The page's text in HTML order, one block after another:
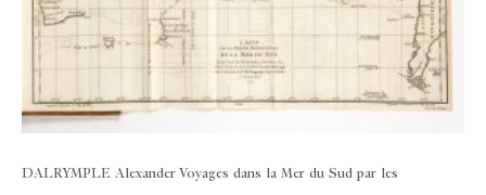
DALRYMPLE Alexander Voyages dans la Mer du Sud par les